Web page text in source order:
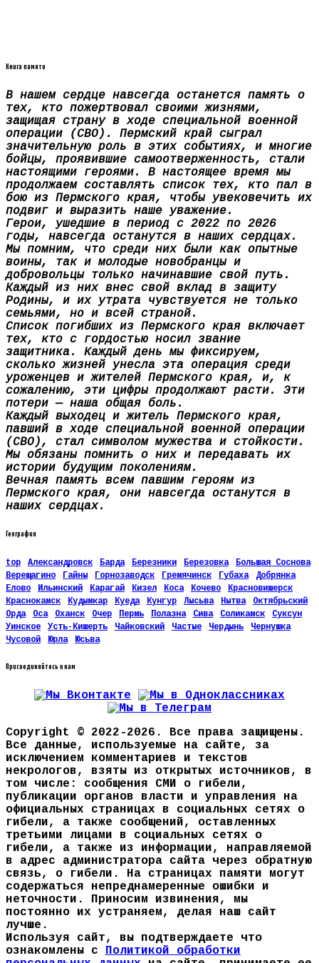
Книга памяти
В нашем сердце навсегда останется память о
тех, кто пожертвовал своими жизнями,
защищая страну в ходе специальной военной
операции (СВО). Пермский край сыграл
значительную роль в этих событиях, и многие
бойцы, проявившие самоотверженность, стали
настоящими героями. В настоящее время мы
продолжаем составлять список тех, кто пал в
бою из Пермского края, чтобы увековечить их
подвиг и выразить наше уважение.
Герои, ушедшие в период с 2022 по 2026
годы, навсегда останутся в наших сердцах.
Мы помним, что среди них были как опытные
воины, так и молодые новобранцы и
добровольцы только начинавшие свой путь.
Каждый из них внес свой вклад в защиту
Родины, и их утрата чувствуется не только
семьями, но и всей страной.
Список погибших из Пермского края включает
тех, кто с гордостью носил звание
защитника. Каждый день мы фиксируем,
сколько жизней унесла эта операция среди
уроженцев и жителей Пермского края, и, к
сожалению, эти цифры продолжают расти. Эти
потери — наша общая боль.
Каждый выходец и житель Пермского края,
павший в ходе специальной военной операции
(СВО), стал символом мужества и стойкости.
Мы обязаны помнить о них и передавать их
истории будущим поколениям.
Вечная память всем павшим героям из
Пермского края, они навсегда останутся в
наших сердцах.
География
top Александровск Барда Березники Березовка
Большая Соснова
Верещагино
Гайны Горнозаводск Гремячинск Губаха
Добрянка
Елово
Ильинский Карагай Кизел Коса Кочево
Красновишерск
Краснокамск
Кудымкар Куеда Кунгур Лысьва Нытва
Октябрьский
Орда
Оса Оханск Очер Пермь Полазна Сива Соликамск
Суксун
Уинское
Усть-Кишерть Чайковский Частые Чердынь
Чернушка
Чусовой
Юрла Юсьва
Присоединяйтесь к нам
Copyright © 2022-2026. Все права защищены.
Все данные, используемые на сайте, за
исключением комментариев и текстов
некрологов, взяты из открытых источников, в
том числе: сообщения СМИ о гибели,
публикации органов власти и управления на
официальных страницах в социальных сетях о
гибели, а также сообщений, оставленных
третьими лицами в социальных сетях о
гибели, а также из информации, направляемой
в адрес администратора сайта через обратную
связь, о гибели. На страницах памяти могут
содержаться непреднамеренные ошибки и
неточности. Приносим извинения, мы
постоянно их устраняем, делая наш сайт
лучше.
Используя сайт, вы подтверждаете что
ознакомлены с Политикой обработки